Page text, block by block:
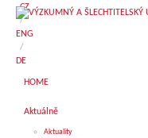
CZ
/
ENG
/
DE
HOME
Aktuálně
Aktuality